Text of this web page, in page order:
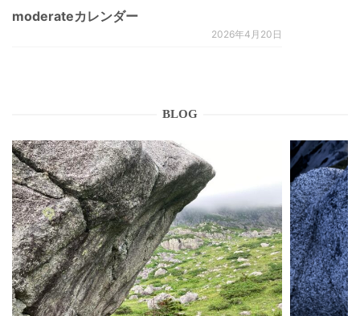
moderateカレンダー
2026年4月20日
BLOG